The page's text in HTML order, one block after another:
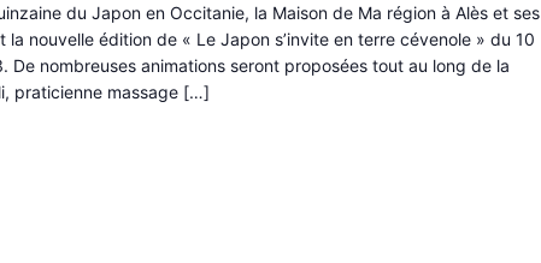
du Japon en Occitanie, la Maison de Ma région à Alès et ses
la nouvelle édition de « Le Japon s’invite en terre cévenole » du 10
De nombreuses animations seront proposées tout au long de la
praticienne massage […]